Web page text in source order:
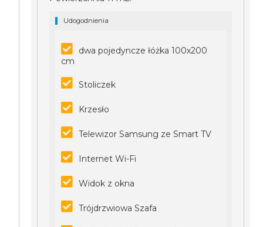
Udogodnienia
dwa pojedyncze łóżka 100x200
cm
Stoliczek
Krzesło
Telewizor Samsung ze Smart TV
Internet Wi-Fi
Widok z okna
Trójdrzwiowa Szafa